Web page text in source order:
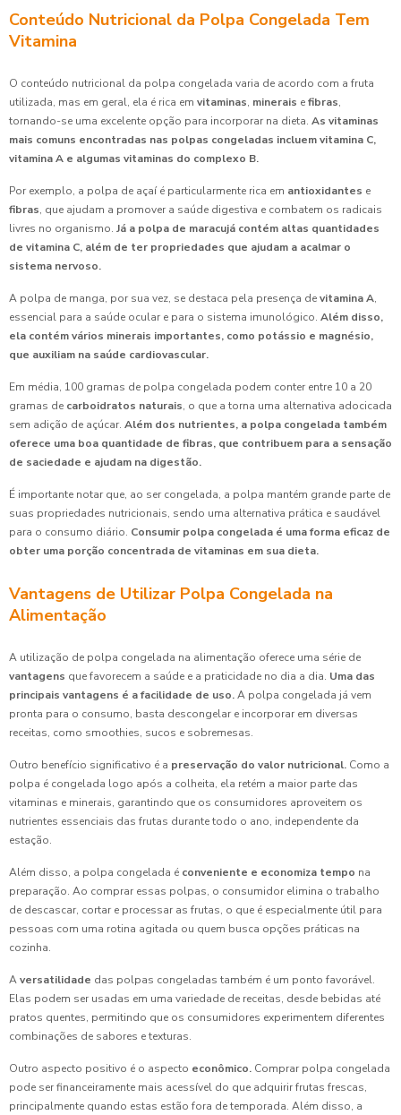
Conteúdo Nutricional da Polpa Congelada Tem
Vitamina
O conteúdo nutricional da polpa congelada varia de acordo com a fruta
utilizada, mas em geral, ela é rica em vitaminas, minerais efibras,
tornando-se uma excelente opção para incorporar na dieta. As vitaminas
mais comuns encontradas nas polpas congeladas incluem vitamina C,
vitamina A e algumas vitaminas do complexo B.
Por exemplo, a polpa de açaí é particularmente rica em antioxidantes e
fibras, que ajudam a promover a saúde digestiva e combatem os radicais
livres no organismo. Já a polpa de maracujá contém altas quantidades
de vitamina C, além de ter propriedades que ajudam a acalmar o
sistema nervoso.
A polpa de manga, por sua vez, se destaca pela presença devitamina A,
essencial para a saúde ocular e para o sistema imunológico. Além disso,
ela contém vários minerais importantes, como potássio e magnésio,
que auxiliam na saúde cardiovascular.
Em média, 100 gramas de polpa congelada podem conter entre 10 a 20
gramas de carboidratos naturais, o que a torna uma alternativa adocicada
sem adição de açúcar. Além dos nutrientes, a polpa congelada também
oferece uma boa quantidade de fibras, que contribuem para a sensação
de saciedade e ajudam na digestão.
É importante notar que, ao ser congelada, a polpa mantém grande parte de
suas propriedades nutricionais, sendo uma alternativa prática e saudável
para o consumo diário. Consumir polpa congelada é uma forma eficaz de
obter uma porção concentrada de vitaminas em sua dieta.
Vantagens de Utilizar Polpa Congelada na
Alimentação
A utilização de polpa congelada na alimentação oferece uma série de
vantagens que favorecem a saúde e a praticidade no dia a dia. Uma das
principais vantagens é a facilidade de uso.A polpa congelada já vem
pronta para o consumo, basta descongelar e incorporar em diversas
receitas, como smoothies, sucos e sobremesas.
Outro benefício significativo é a preservação do valor nutricional. Como a
polpa é congelada logo após a colheita, ela retém a maior parte das
vitaminas e minerais, garantindo que os consumidores aproveitem os
nutrientes essenciais das frutas durante todo o ano, independente da
estação.
Além disso, a polpa congelada é conveniente e economiza tempo na
preparação. Ao comprar essas polpas, o consumidor elimina o trabalho
de descascar, cortar e processar as frutas, o que é especialmente útil para
pessoas com uma rotina agitada ou quem busca opções práticas na
cozinha.
Aversatilidade das polpas congeladas também é um ponto favorável.
Elas podem ser usadas em uma variedade de receitas, desde bebidas até
pratos quentes, permitindo que os consumidores experimentem diferentes
combinações de sabores e texturas.
Outro aspecto positivo é o aspecto econômico. Comprar polpa congelada
pode ser financeiramente mais acessível do que adquirir frutas frescas,
principalmente quando estas estão fora de temporada. Além disso, a